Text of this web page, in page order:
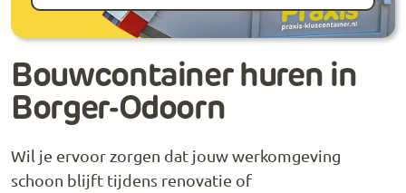
Bouwcontainer huren in
Borger-Odoorn
Wil je ervoor zorgen dat jouw werkomgeving
schoon blijft tijdens renovatie of